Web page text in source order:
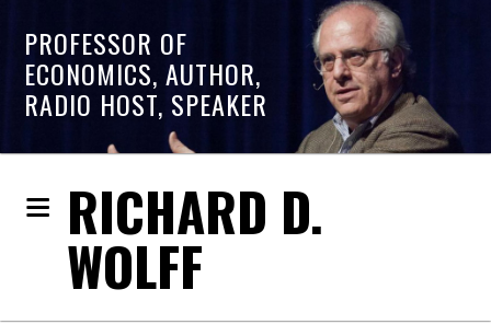
PROFESSOR OF
ECONOMICS, AUTHOR,
RADIO HOST, SPEAKER
RICHARD D.
WOLFF